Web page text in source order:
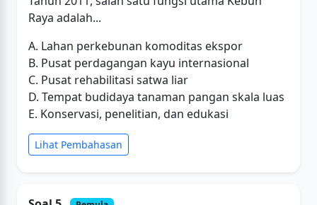
Raya adalah...
A. Lahan perkebunan komoditas ekspor
B. Pusat perdagangan kayu internasional
C. Pusat rehabilitasi satwa liar
D. Tempat budidaya tanaman pangan skala luas
E. Konservasi, penelitian, dan edukasi
Lihat Pembahasan